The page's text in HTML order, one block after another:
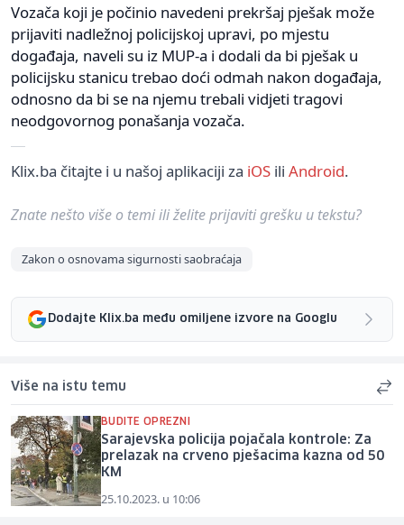
Vozača koji je počinio navedeni prekršaj pješak može
prijaviti nadležnoj policijskoj upravi, po mjestu
događaja, naveli su iz MUP-a i dodali da bi pješak u
policijsku stanicu trebao doći odmah nakon događaja,
odnosno da bi se na njemu trebali vidjeti tragovi
neodgovornog ponašanja vozača.
Klix.ba čitajte i u našoj aplikaciji za iOS ili Android.
Znate nešto više o temi ili želite prijaviti grešku u tekstu?
Zakon o osnovama sigurnosti saobraćaja
Dodajte Klix.ba među omiljene izvore na Googlu
Više na istu temu
BUDITE OPREZNI
Sarajevska policija pojačala kontrole: Za
prelazak na crveno pješacima kazna od 50
KM
25.10.2023. u 10:06